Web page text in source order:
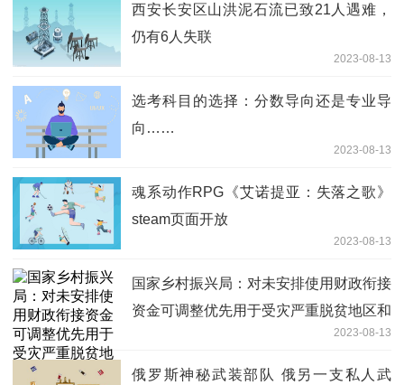
西安长安区山洪泥石流已致21人遇难，
仍有6人失联
2023-08-13
选考科目的选择：分数导向还是专业导
向……
2023-08-13
魂系动作RPG《艾诺提亚：失落之歌》
steam页面开放
2023-08-13
国家乡村振兴局：对未安排使用财政衔接
资金可调整优先用于受灾严重脱贫地区和
2023-08-13
俄罗斯神秘武装部队 俄另一支私人武